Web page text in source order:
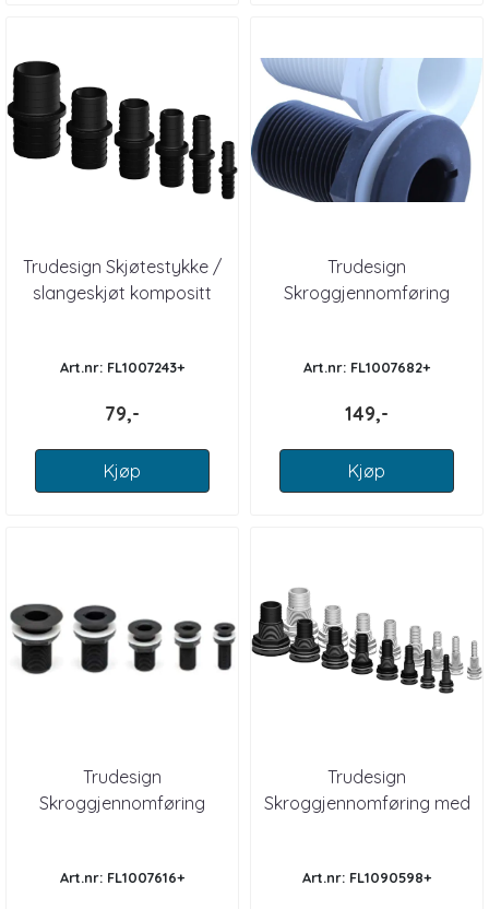
Trudesign Skjøtestykke /
slangeskjøt kompositt
Art.nr: FL1007243+
79,-
Kjøp
Trudesign
Skroggjennomføring
Art.nr: FL1007682+
149,-
Kjøp
Trudesign
Skroggjennomføring
Art.nr: FL1007616+
Trudesign
Skroggjennomføring med
Art.nr: FL1090598+